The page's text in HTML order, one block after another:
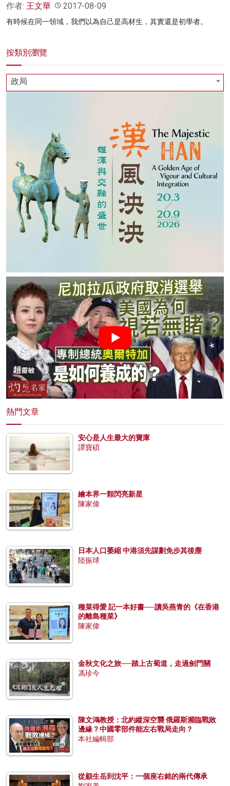
作者: 王文華 2017-08-09
有時候在同一領域，我們以為自己是高材生，其實還是初學者。
按類別瀏覽
政局
熱門文章
安心是人生最大的寶庫
譚寶碩
繪本界一顆閃亮新星
陳家偉
日本人口萎縮 中港須先謀劃免步其後塵
陸振球
種菜得愛 記一本好書──讀吳燕青的《在香港
的離島種菜》
陳家偉
金秋文化之旅──踏上古蜀道，走過劍門關
馮珍今
陳文鴻教授：北約縱深空襲 俄羅斯瀕臨戰敗
邊緣？中國零部件能左右戰局走向？
本社編輯部
從顧生岳到沈平：一個座右銘的兩代傳承